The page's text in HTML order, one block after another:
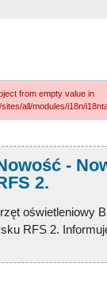
from empty value in
all/modules/i18n/
-
2.
oświetleniowy
RFS 2.